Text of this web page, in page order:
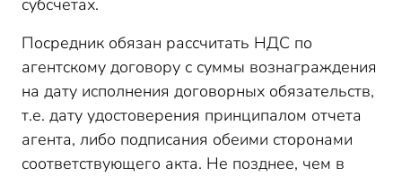
субсчетах.
Посредник обязан рассчитать НДС по
агентскому договору с суммы вознаграждения
на дату исполнения договорных обязательств,
т.е. дату удостоверения принципалом отчета
агента, либо подписания обеими сторонами
соответствующего акта. Не позднее, чем в